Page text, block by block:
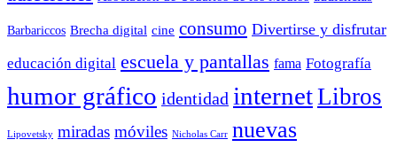
Barbariccos Brecha digital cine consumo Divertirse y disfrutar
educación digital escuela y pantallas fama Fotografía
humor gráfico identidad internetLibros
Lipovetsky miradas móviles Nicholas Carr nuevas